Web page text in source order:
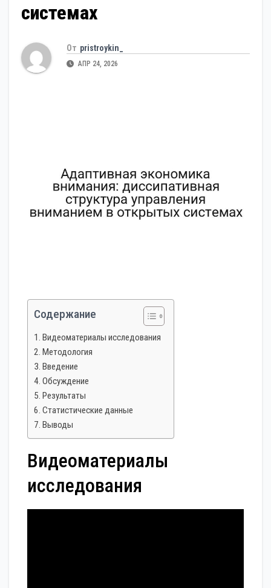
системах
От pristroykin_
АПР 24, 2026
Содержание
Видеоматериалы исследования
Методология
Введение
Обсуждение
Результаты
Статистические данные
Выводы
Видеоматериалы
исследования